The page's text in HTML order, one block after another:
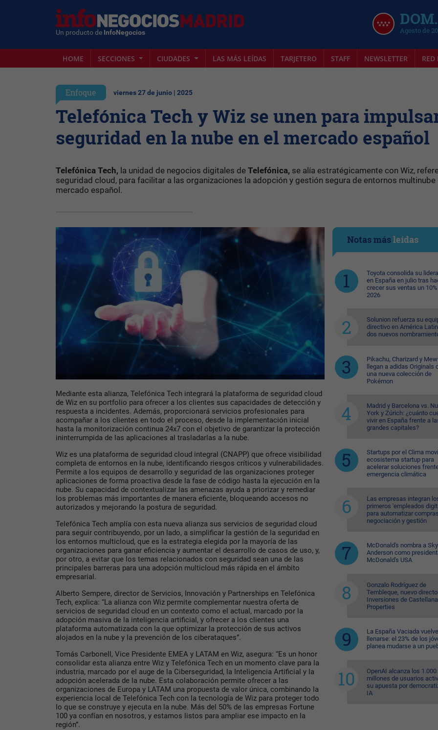
Un producto de InfoNegocios Agosto de
HOME SECCIONES CIUDADES LAS MÁS LEÍDAS TARJETERO STAFF NEWSLETTER
Enfoque viernes 27 de junio | 2025
Telefónica Tech y Wiz se unen para
seguridad en la nube en el mercado español
Telefónica Tech, la unidad de negocios digitales de Telefónica, se alía estratégicamente con Wiz,
seguridad cloud, para facilitar a las organizaciones la adopción y gestión segura de entornos multinube
mercado español.
Mediante esta alianza, Telefónica Tech integrará la plataforma de seguridad cloud
de Wiz en su portfolio para ofrecer a los clientes sus capacidades de detección y
respuesta a incidentes. Además, proporcionará servicios profesionales para
acompañar a los clientes en todo el proceso, desde la implementación inicial
hasta la monitorización continua 24x7 con el objetivo de garantizar la protección
ininterrumpida de las aplicaciones al trasladarlas a la nube.
Wiz es una plataforma de seguridad cloud integral (CNAPP) que ofrece visibilidad
completa de entornos en la nube, identificando riesgos críticos y vulnerabilidades.
Permite a los equipos de desarrollo y seguridad de las organizaciones proteger
aplicaciones de forma proactiva desde la fase de código hasta la ejecución en la
nube. Su capacidad de contextualizar las amenazas ayuda a priorizar y remediar
los problemas más importantes de manera eficiente, bloqueando accesos no
autorizados y mejorando la postura de seguridad.
Telefónica Tech amplía con esta nueva alianza sus servicios de seguridad cloud
para seguir contribuyendo, por un lado, a simplificar la gestión de la seguridad en
los entornos multicloud, que es la estrategia elegida por la mayoría de las
organizaciones para ganar eficiencia y aumentar el desarrollo de casos de uso, y,
por otro, a evitar que los temas relacionados con seguridad sean una de las
principales barreras para una adopción multicloud más rápida en el ámbito
empresarial.
Alberto Sempere, director de Servicios, Innovación y Partnerships en Telefónica
Tech, explica: “La alianza con Wiz permite complementar nuestra oferta de
servicios de seguridad cloud en un contexto como el actual, marcado por la
adopción masiva de la inteligencia artificial, y ofrecer a los clientes una
plataforma automatizada con la que optimizar la protección de sus activos
alojados en la nube y la prevención de los ciberataques”.
Tomás Carbonell, Vice Presidente EMEA y LATAM en Wiz, asegura: “Es un honor
consolidar esta alianza entre Wiz y Telefónica Tech en un momento clave para la
industria, marcado por el auge de la Ciberseguridad, la Inteligencia Artificial y la
adopción acelerada de la nube. Esta colaboración permite ofrecer a las
organizaciones de Europa y LATAM una propuesta de valor única, combinando la
experiencia local de Telefónica Tech con la tecnología de Wiz para proteger todo
lo que se construye y ejecuta en la nube. Más del 50% de las empresas Fortune
100 ya confían en nosotros, y estamos listos para ampliar ese impacto en la
región”.
Notas másleídas
Toyota consolida su
en España en julio tras
crecer sus ventas un
2026
Solunion refuerza su
directivo en América
dos nuevos
Pikachu, Charizard y
llegan a adidas Originals
una nueva colección de
Pokémon
Madrid y Barcelona vs.
York y Zúrich: ¿cuánto
vivir en España frente a
grandes capitales?
Startups por el Clima
ecosistema startup para
acelerar soluciones
emergencia climática
Las empresas integran
primeros 'empleados
para automatizar
negociación y gestión
McDonald's nombra a
Anderson como
McDonald's USA
Gonzalo Rodríguez de
Tembleque, nuevo
Inversiones de Castellana
Properties
La España Vaciada
llenarse: el 23% de los
planea mudarse a un
OpenAI alcanza los 1.000
millones de usuarios
su apuesta por
IA